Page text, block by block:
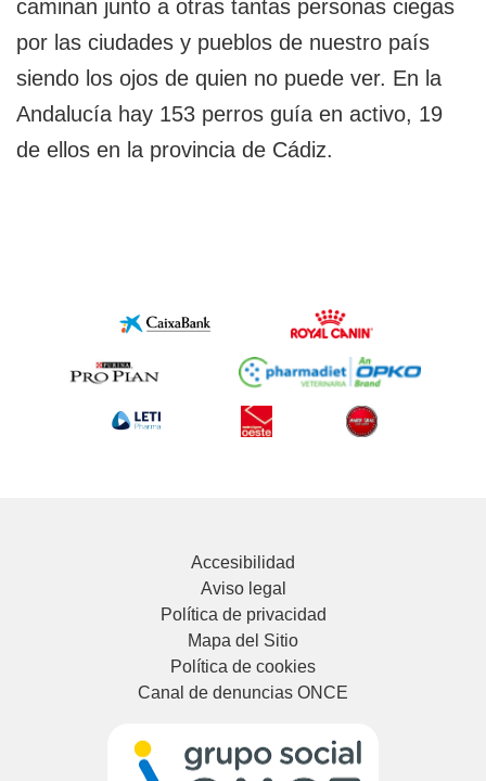
caminan junto a otras tantas personas ciegas
por las ciudades y pueblos de nuestro país
siendo los ojos de quien no puede ver. En la
Andalucía hay 153 perros guía en activo, 19
de ellos en la provincia de Cádiz.
Accesibilidad
Aviso legal
Política de privacidad
Mapa del Sitio
Política de cookies
Canal de denuncias ONCE